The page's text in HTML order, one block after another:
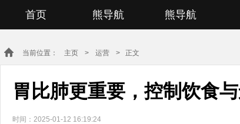
首页 熊导航 熊导航
当前位置： 主页 > 运营 > 正文
胃比肺更重要，控制饮食
时间：2025-01-12 16:19:24